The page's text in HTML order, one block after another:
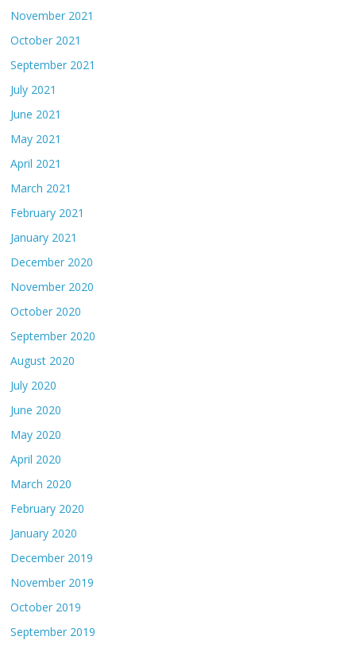
November 2021
October 2021
September 2021
July 2021
June 2021
May 2021
April 2021
March 2021
February 2021
January 2021
December 2020
November 2020
October 2020
September 2020
August 2020
July 2020
June 2020
May 2020
April 2020
March 2020
February 2020
January 2020
December 2019
November 2019
October 2019
September 2019